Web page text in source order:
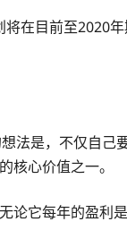
在目前至2020年
法是，不仅自己
核心价值之一。
它每年的盈利是